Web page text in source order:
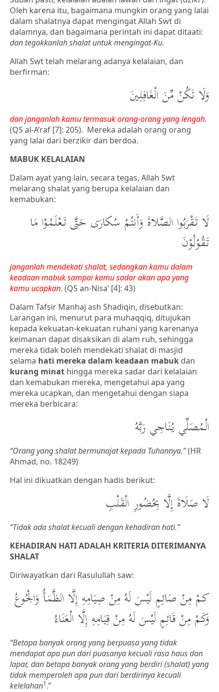
Oleh karena itu, bagaimana mungkin orang yang lalai
dalam shalatnya dapat mengingat Allah Swt di
dalamnya, dan bagaimana perintah ini dapat ditaati:
dan tegakkanlah shalat untuk mengingat-Ku.
Allah Swt telah melarang adanya kelalaian, dan
berfirman:
وَلَا تَكُنْ مِّنَ الْغَافِلِينَ
dan janganlah kamu termasukorang-orang yang lengah.
(QS al-A’raf [7]: 205). Mereka adalah orang orang
yang lalai dari berzikir dan berdoa.
MABUK KELALAIAN
Dalam ayat yang lain, secara tegas, Allah Swt
melarang shalat yang berupa kelalaian dan
kemabukan:
لَا تَقْرَبُوا الصَّلاةَ وَأَنتُمْ سُكارَى حَتَّى تَعْلَمُوْا مَا
تَقُوْلُوْنَ
janganlah mendekati shalat, sedangkan kamu dalam
keadaan mabuk sampai kamu sadar akan apa yang
kamu ucapkan. (QS an-Nisa’ [4]: 43)
Dalam Tafsir Manhaj ash Shadiqin, disebutkan:
Larangan ini, menurut para muhaqqiq, ditujukan
kepada kekuatan-kekuatan ruhani yang karenanya
keimanan dapat disaksikan di alam ruh, sehingga
mereka tidak boleh mendekati shalat di masjid
selama hati mereka dalam keadaan mabuk dan
kurang minat hingga mereka sadar dari kelalaian
dan kemabukan mereka, mengetahui apa yang
mereka ucapkan, dan mengetahui dengan siapa
mereka berbicara:
الْمُصَلِّي يُنَاجِي رَبَّهُ
“Orang yang shalat bermunajat kepada Tuhannya.”(HR
Ahmad, no. 18249)
Hal ini dikuatkan dengan hadis berikut:
لَا صَلَاةَ إِلَّا بِحُضُورِ الْقَلْبِ
“Tidak ada shalat kecuali dengan kehadiran hati.”
KEHADIRAN HATI ADALAH KRITERIA DITERIMANYA
SHALAT
Diriwayatkan dari Rasulullah saw:
كمْ مِنْ صَائِمٍ لَيْسَ لَهُ مِنْ صِيَامِهِ إِلَّا الظَّمَأُ وَالْجُوعُ
وَكَمْ مِنْ قَائِمٍ لَيْسَ لَهُ مِنْ قِيَامِهِ إِلَّا الْعَنَاءُ
“Betapa banyak orang yang berpuasa yang tidak
mendapat apa pun dari puasanya kecuali rasa haus dan
lapar, dan betapa banyak orang yang berdiri (shalat) yang
tidak memperoleh apa pun dari berdirinya kecuali
kelelahan1.”